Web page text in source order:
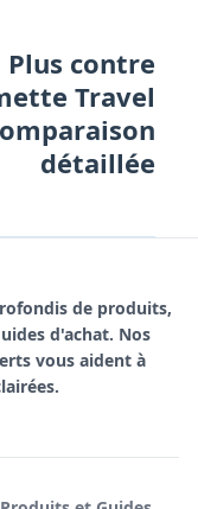
Plus contre
Travel
détaillée
de produits,
d'achat. Nos
vous aident à